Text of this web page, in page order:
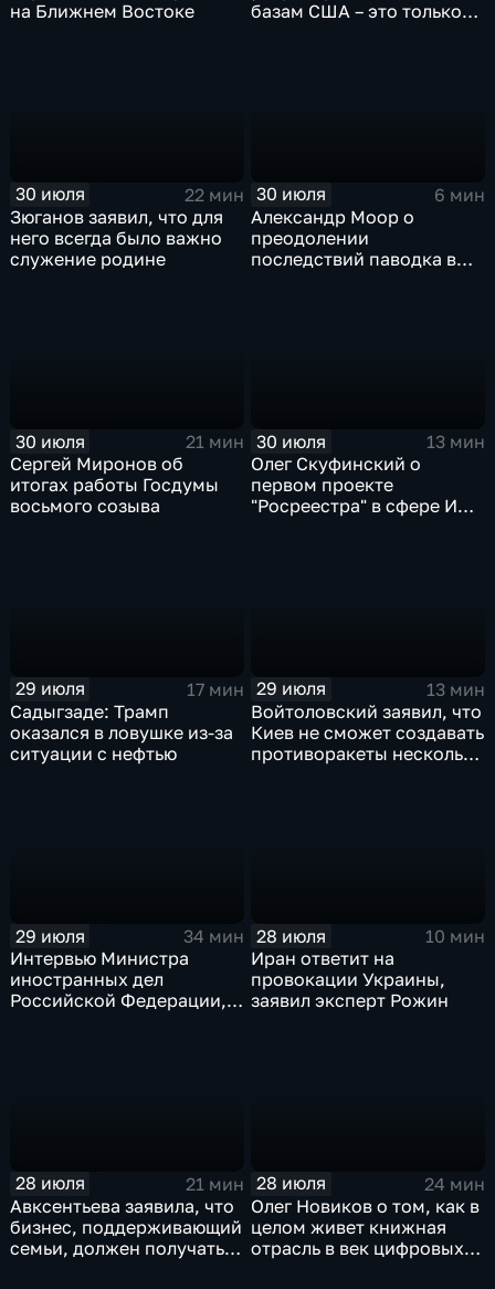
на Ближнем Востоке
базам США – это только
30 июля
22 мин
Зюганов заявил, что для
него всегда было важно
служение родине
30 июля
6 мин
Александр Моор о
преодолении
последствий паводка в
30 июля
21 мин
Сергей Миронов об
итогах работы Госдумы
восьмого созыва
30 июля
13 мин
Олег Скуфинский о
первом проекте
"Росреестра" в сфере ИИ
29 июля
17 мин
Садыгзаде: Трамп
оказался в ловушке из-за
ситуации с нефтью
29 июля
13 мин
Войтоловский заявил, что
Киев не сможет создавать
противоракеты несколько
29 июля
34 мин
Интервью Министра
иностранных дел
Российской Федерации,
28 июля
10 мин
Иран ответит на
провокации Украины,
заявил эксперт Рожин
28 июля
21 мин
Авксентьева заявила, что
бизнес, поддерживающий
семьи, должен получать
28 июля
24 мин
Олег Новиков о том, как в
целом живет книжная
отрасль в век цифровых